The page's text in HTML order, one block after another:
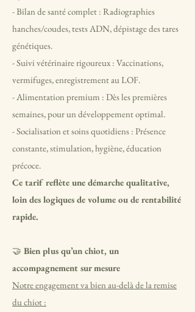
- Bilan de santé complet : Radiographies
hanches/coudes, tests ADN, dépistage des tares
génétiques.
- Suivi vétérinaire rigoureux : Vaccinations,
vermifuges, enregistrement au LOF.
- Alimentation premium : Dès les premières
semaines, pour un développement optimal.
- Socialisation et soins quotidiens : Présence
constante, stimulation, hygiène, éducation
précoce.
Ce tarif reflète une démarche qualitative,
loin des logiques de volume ou de rentabilité
rapide.
🤝 Bien plus qu’un chiot, un
accompagnement sur mesure
Notre engagement va bien au-delà de la remise
du chiot :